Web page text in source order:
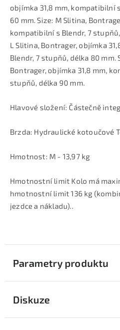
objímka 31,8 mm, kompatibilní
60 mm. Size: M Slitina,
kompatibilní s Blendr, 7 stupňů,
L Slitina, Bontrager, objímka
Blendr, 7 stupňů, délka 80 mm.
Bontrager, objímka 31,8 mm,
stupňů, délka 90 mm.
Hlavové složení: Částečně
Brzda: Hydraulické kotoučové
Hmotnost: M - 13,97 kg
Hmotnostní limit Kolo má
hmotnostní limit 136 kg
jezdce a nákladu)..
Parametry produktu
Diskuze